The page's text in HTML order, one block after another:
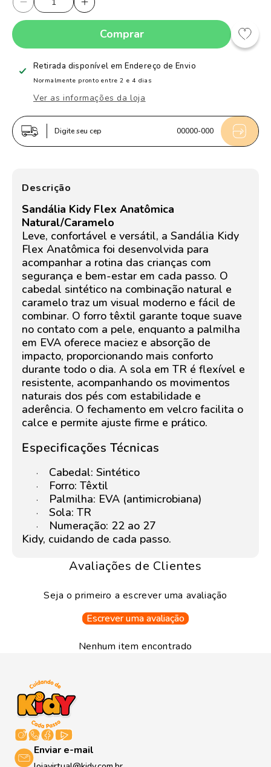
Diminuir
a
de
SANDALIA
KIDY
FLEX
NATURAL/CARAMELO
Aumentar
a
quantidade
de
SANDALIA
KIDY
FLEX
NATURAL/CARAMELO
Comprar
Retirada disponível emEndereço de Envio
Normalmente pronto entre 2 e 4 dias
Ver as informações da loja
Digite seu cep 00000-000
Descrição
Sandália Kidy Flex Anatômica
Natural/Caramelo
Leve, confortável e versátil, a Sandália Kidy
Flex Anatômica foi desenvolvida para
acompanhar a rotina das crianças com
segurança e bem-estar em cada passo. O
cabedal sintético na combinação natural e
caramelo traz um visual moderno e fácil de
combinar. O forro têxtil garante toque suave
no contato com a pele, enquanto a palmilha
em EVA oferece maciez e absorção de
impacto, proporcionando mais conforto
durante todo o dia. A sola em TR é flexível e
resistente, acompanhando os movimentos
naturais dos pés com estabilidade e
aderência. O fechamento em velcro facilita o
calce e permite ajuste firme e prático.
Especificações Técnicas
· Cabedal: Sintético
· Forro: Têxtil
· Palmilha: EVA (antimicrobiana)
· Sola: TR
·
Numeração: 22 ao 27
Kidy, cuidando de cada passo.
Avaliações de Clientes
Seja o primeiro a escrever uma avaliação
Escrever uma avaliação
Nenhum item encontrado
Enviar e-mail